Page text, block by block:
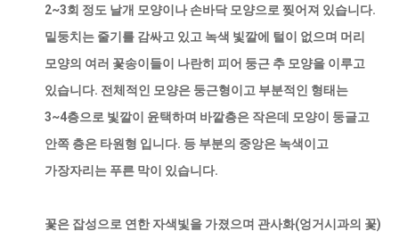
2~3회 정도 날개 모양이나 손바닥 모양으로 찢어져 있습니다.
밑둥치는 줄기를 감싸고 있고 녹색 빛깔에 털이 없으며 머리
모양의 여러 꽃송이들이 나란히 피어 둥근 추 모양을 이루고
있습니다. 전체적인 모양은 둥근형이고 부분적인 형태는
3~4층으로 빛깔이 윤택하며 바깥층은 작은데 모양이 둥글고
안쪽 층은 타원형 입니다. 등 부분의 중앙은 녹색이고
가장자리는 푸른 막이 있습니다.
꽃은 잡성으로 연한 자색빛을 가졌으며 관사화(엉거시과의 꽃)